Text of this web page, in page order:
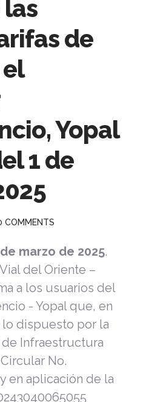
las
de
Yopal
1 de
COMMENTS
marzo de 2025.
del Oriente –
a los usuarios del
- Yopal que, en
dispuesto por la
Infraestructura
No.
en aplicación de la